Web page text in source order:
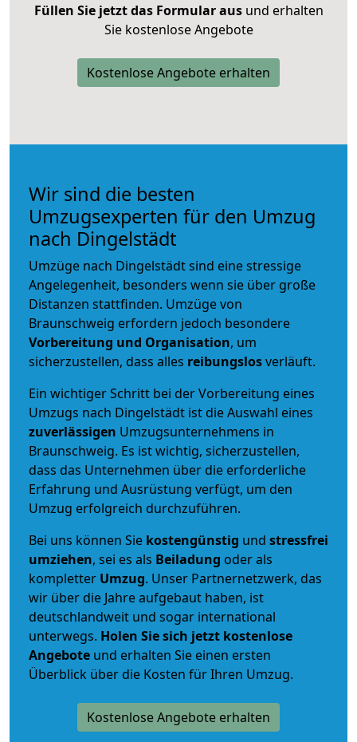
Füllen Sie jetzt das Formular ausund erhalten
Sie kostenlose Angebote
Kostenlose Angebote erhalten
Wir sind die besten
Umzugsexperten für den Umzug
nach Dingelstädt
Umzüge nach Dingelstädt sind eine stressige
Angelegenheit, besonders wenn sie über große
Distanzen stattfinden. Umzüge von
Braunschweig erfordern jedoch besondere
Vorbereitung und Organisation, um
sicherzustellen, dass alles reibungslosverläuft.
Ein wichtiger Schritt bei der Vorbereitung eines
Umzugs nach Dingelstädt ist die Auswahl eines
zuverlässigen Umzugsunternehmens in
Braunschweig. Es ist wichtig, sicherzustellen,
dass das Unternehmen über die erforderliche
Erfahrung und Ausrüstung verfügt, um den
Umzug erfolgreich durchzuführen.
Bei uns können Sie kostengünstig und stressfrei
umziehen, sei es als Beiladung oder als
kompletter Umzug. Unser Partnernetzwerk, das
wir über die Jahre aufgebaut haben, ist
deutschlandweit und sogar international
unterwegs. Holen Sie sich jetzt kostenlose
Angebote und erhalten Sie einen ersten
Überblick über die Kosten für Ihren Umzug.
Kostenlose Angebote erhalten